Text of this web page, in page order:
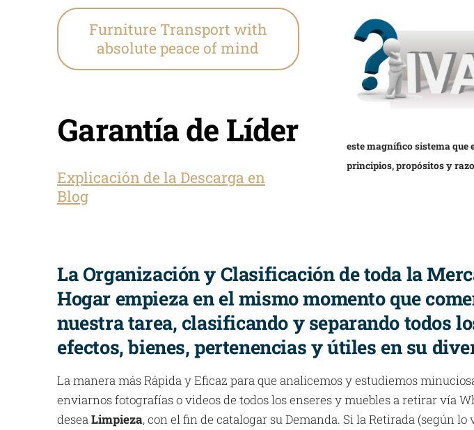
Furniture Transport with
absolute peace of mind
Garantía de Líder
Explicación de la Descarga en
Blog
este magnífico sistema que
principios, propósitos y
La Organización y Clasificación de toda la
Hogar empieza en el mismo momento que
nuestra tarea, clasificando y separando todos
efectos, bienes, pertenencias y útiles en su
La manera más Rápida y Eficaz para que analicemos y estudiemos
enviarnos fotografías o videos de todos los enseres y muebles a retirar vía
deseaLimpieza, con el fin de catalogar su Demanda. Si la Retirada (según lo